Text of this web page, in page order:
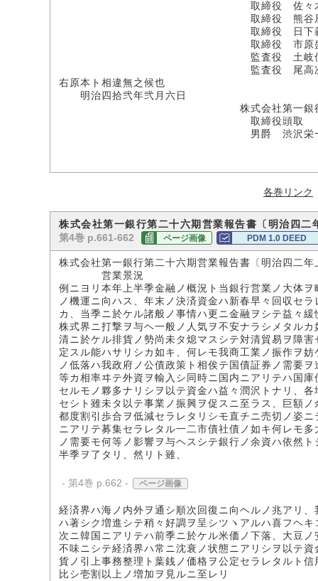
取締役 佐々木勇
取締役 熊谷辰太
取締役 日下義
取締役 市原盛
監査役 土岐
監査役 尾高次
右原本ト相違無之候也
明治四拾弐年弐月六日
株式会社第一銀
取締役頭取
男爵 渋沢栄
各巻リンク
株式会社第一銀行第二十六期営業報告書〔明治四二
第4巻 p.661-662 ページ画像 PDM 1.0 DEED
株式会社第一銀行第二十六期営業報告書〔明治四二年
営業景況
例ニヨリ本年上半季金融ノ概況ト当銀行営業ノ大体
ノ機運ニ向ハス、年末ノ決済資金ハ新春早々回収セ
カ、当季ニ於ケル諸般ノ事情ハ更ニ金融ヲシテ益々
株式界ニ打撃ヲ与ヘ一般ノ人気ヲ不安ナラシメタル
清ニ於ケル排貨ノ勢尚未タ熄マスシテ対清貿易ヲ障
定スル能ハサリシカ如キ、何レモ我商工業ノ振作ヲ
ノ低落ハ我政府ノ公債政策ト相俟テ国債証券ノ需要
等カ相率ヰテ外資ヲ輸入シ同時ニ国内ニアリテハ国
セルモノ夥多ナリシヲ以テ資金ハ益々潤沢トナリ、
セシト雖未タ以テ事業ノ振興ヲ促スニ至ラス、巨額
都度割引歩合ヲ低減セラレタリシモ直チニ売切ノ姿
ニアリテ募集セラレタル一二市債社債ノ如キ何レモ
ノ需要モ何等ノ影響ヲ与ヘスシテ銀行ノ余資ハ依然
半季ヲ了タリ、然リト雖、
- 第4巻 p.662 - ページ画像
経済界ハ海ノ内外ヲ通シ順次回復ニ向ヘルノ兆アリ
ハ著シク増進シテ稍々好調ヲ呈シツヽアルハ喜フヘキ
次ニ韓国ニアリテハ前季ニ於ケル米価ノ下落、大豆
不味ニシテ経済界ハ常ニ沈衰ノ状態ニアリシヲ以テ
貨ノ引上事務整理ト葉銭ノ価格ヲ公定セラレタルト
比シ壱割以上ノ増加ヲ見ルニ至レリ